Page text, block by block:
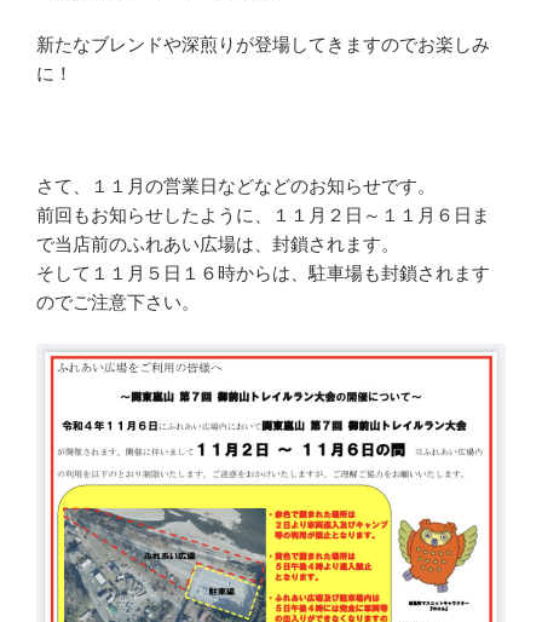
新たなブレンドや深煎りが登場してきますのでお楽しみ
に！
さて、１１月の営業日などなどのお知らせです。
前回もお知らせしたように、１１月２日～１１月６日ま
で当店前のふれあい広場は、封鎖されます。
そして１１月５日１６時からは、駐車場も封鎖されます
のでご注意下さい。